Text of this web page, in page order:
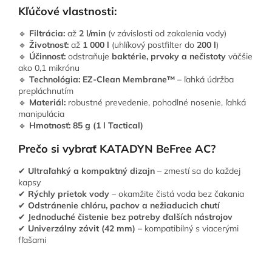
Kľúčové vlastnosti:
🔹 Filtrácia: až 2 l/min (v závislosti od zakalenia vody)
🔹 Životnosť: až 1 000 l (uhlíkový postfilter do 200 l)
🔹 Účinnosť: odstraňuje baktérie, prvoky a nečistoty väčšie
ako 0,1 mikrónu
🔹 Technológia: EZ-Clean Membrane™ – ľahká údržba
prepláchnutím
🔹 Materiál: robustné prevedenie, pohodlné nosenie, ľahká
manipulácia
🔹 Hmotnosť: 85 g (1 l Tactical)
Prečo si vybrať KATADYN BeFree AC?
✔ Ultraľahký a kompaktný dizajn – zmestí sa do každej
kapsy
✔ Rýchly prietok vody – okamžite čistá voda bez čakania
✔ Odstránenie chlóru, pachov a nežiaducich chutí
✔ Jednoduché čistenie bez potreby ďalších nástrojov
✔ Univerzálny závit (42 mm) – kompatibilný s viacerými
fľašami